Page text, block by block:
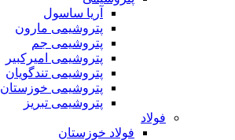
آریا ساسول
پتروشیمی مارون
پتروشیمی جم
پتروشیمی امیرکبیر
پتروشیمی تندگویان
پتروشیمی خوزستان
پتروشیمی تبریز
فولاد
فولاد خوزستان